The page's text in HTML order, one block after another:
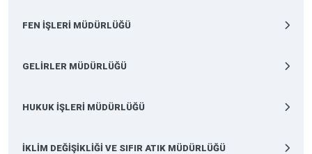
FEN İŞLERİ MÜDÜRLÜĞÜ
GELİRLER MÜDÜRLÜĞÜ
HUKUK İŞLERİ MÜDÜRLÜĞÜ
İKLİM DEĞİŞİKLİĞİ VE SIFIR ATIK MÜDÜRLÜĞÜ